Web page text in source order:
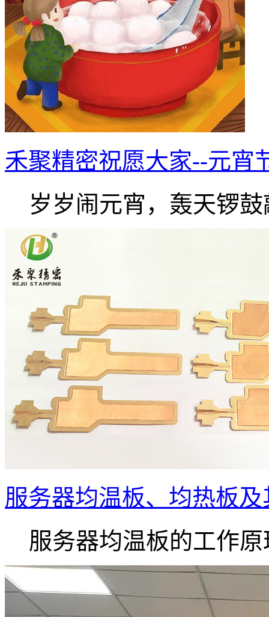
禾聚精密祝愿大家--元宵
岁岁闹元宵，轰天锣鼓
服务器均温板、均热板
服务器均温板的工作原